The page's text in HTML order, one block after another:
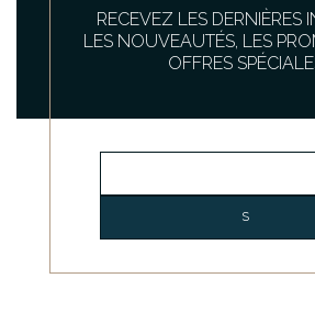
RECEVEZ LES DERNIÈRES
LES NOUVEAUTÉS, LES
OFFRES